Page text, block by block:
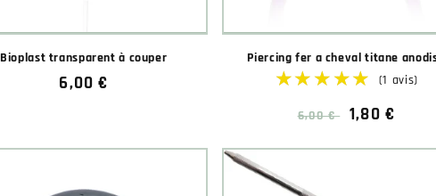
Bioplast transparent à couper
Prix
6,00 €
Piercing fer a cheval titane
Prix
6,00 €
Prix
1,80 €